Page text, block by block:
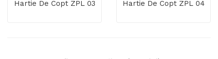
Hartie De Copt ZPL 03 Hartie De Copt ZPL 04